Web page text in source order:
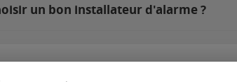
un bon installateur d'alarme ?